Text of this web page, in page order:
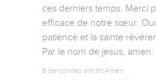
ces derniers temps. Merci
efficace de notre sœur.
patience et la sainte
Par le nom de jesus, amen.
9 personnes ont dit Amen